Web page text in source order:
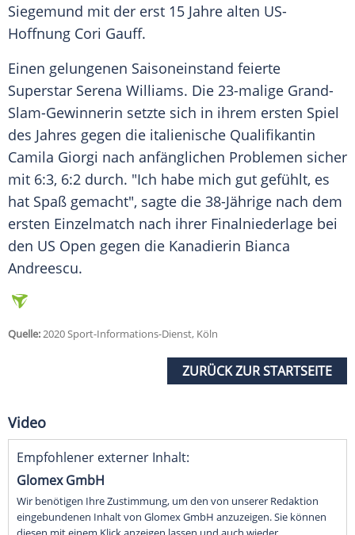
Siegemund mit der erst 15 Jahre alten US-
Hoffnung Cori Gauff.
Einen gelungenen Saisoneinstand feierte
Superstar Serena Williams. Die 23-malige Grand-
Slam-Gewinnerin setzte sich in ihrem ersten Spiel
des Jahres gegen die italienische Qualifikantin
Camila Giorgi nach anfänglichen Problemen sicher
mit 6:3, 6:2 durch. "Ich habe mich gut gefühlt, es
hat Spaß gemacht", sagte die 38-Jährige nach dem
ersten Einzelmatch nach ihrer Finalniederlage bei
den US Open gegen die Kanadierin Bianca
Andreescu.
Quelle:2020 Sport-Informations-Dienst, Köln
ZURÜCK ZUR STARTSEITE
Video
Empfohlener externer Inhalt:
Glomex GmbH
Wir benötigen Ihre Zustimmung, um den von unserer Redaktion
eingebundenen Inhalt von Glomex GmbH anzuzeigen. Sie können